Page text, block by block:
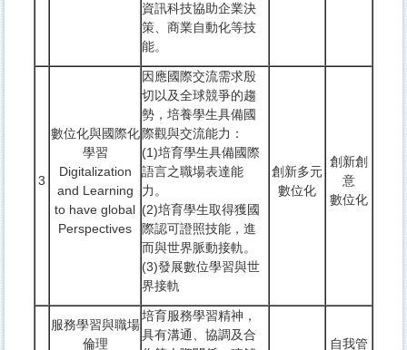
資訊科技協助企業決
策、商業自動化等技
能。
3
數位化與國際化
學習
Digitalization
and Learning
to have global
Perspectives
因應國際交流需求殷
切以及全球競爭的趨
勢，培養學生具備國
際觀與交流能力：
(1)培育學生具備國際
語言之職場表達能
力。
(2)培育學生取得獲國
際認可證照技能，進
而與世界脈動接軌。
(3)發展數位學習與世
界接軌
創新多元
數位化
創新創
意
數位化
服務學習與職場
倫理
培育服務學習精神，
具有溝通、協調及合
自我管